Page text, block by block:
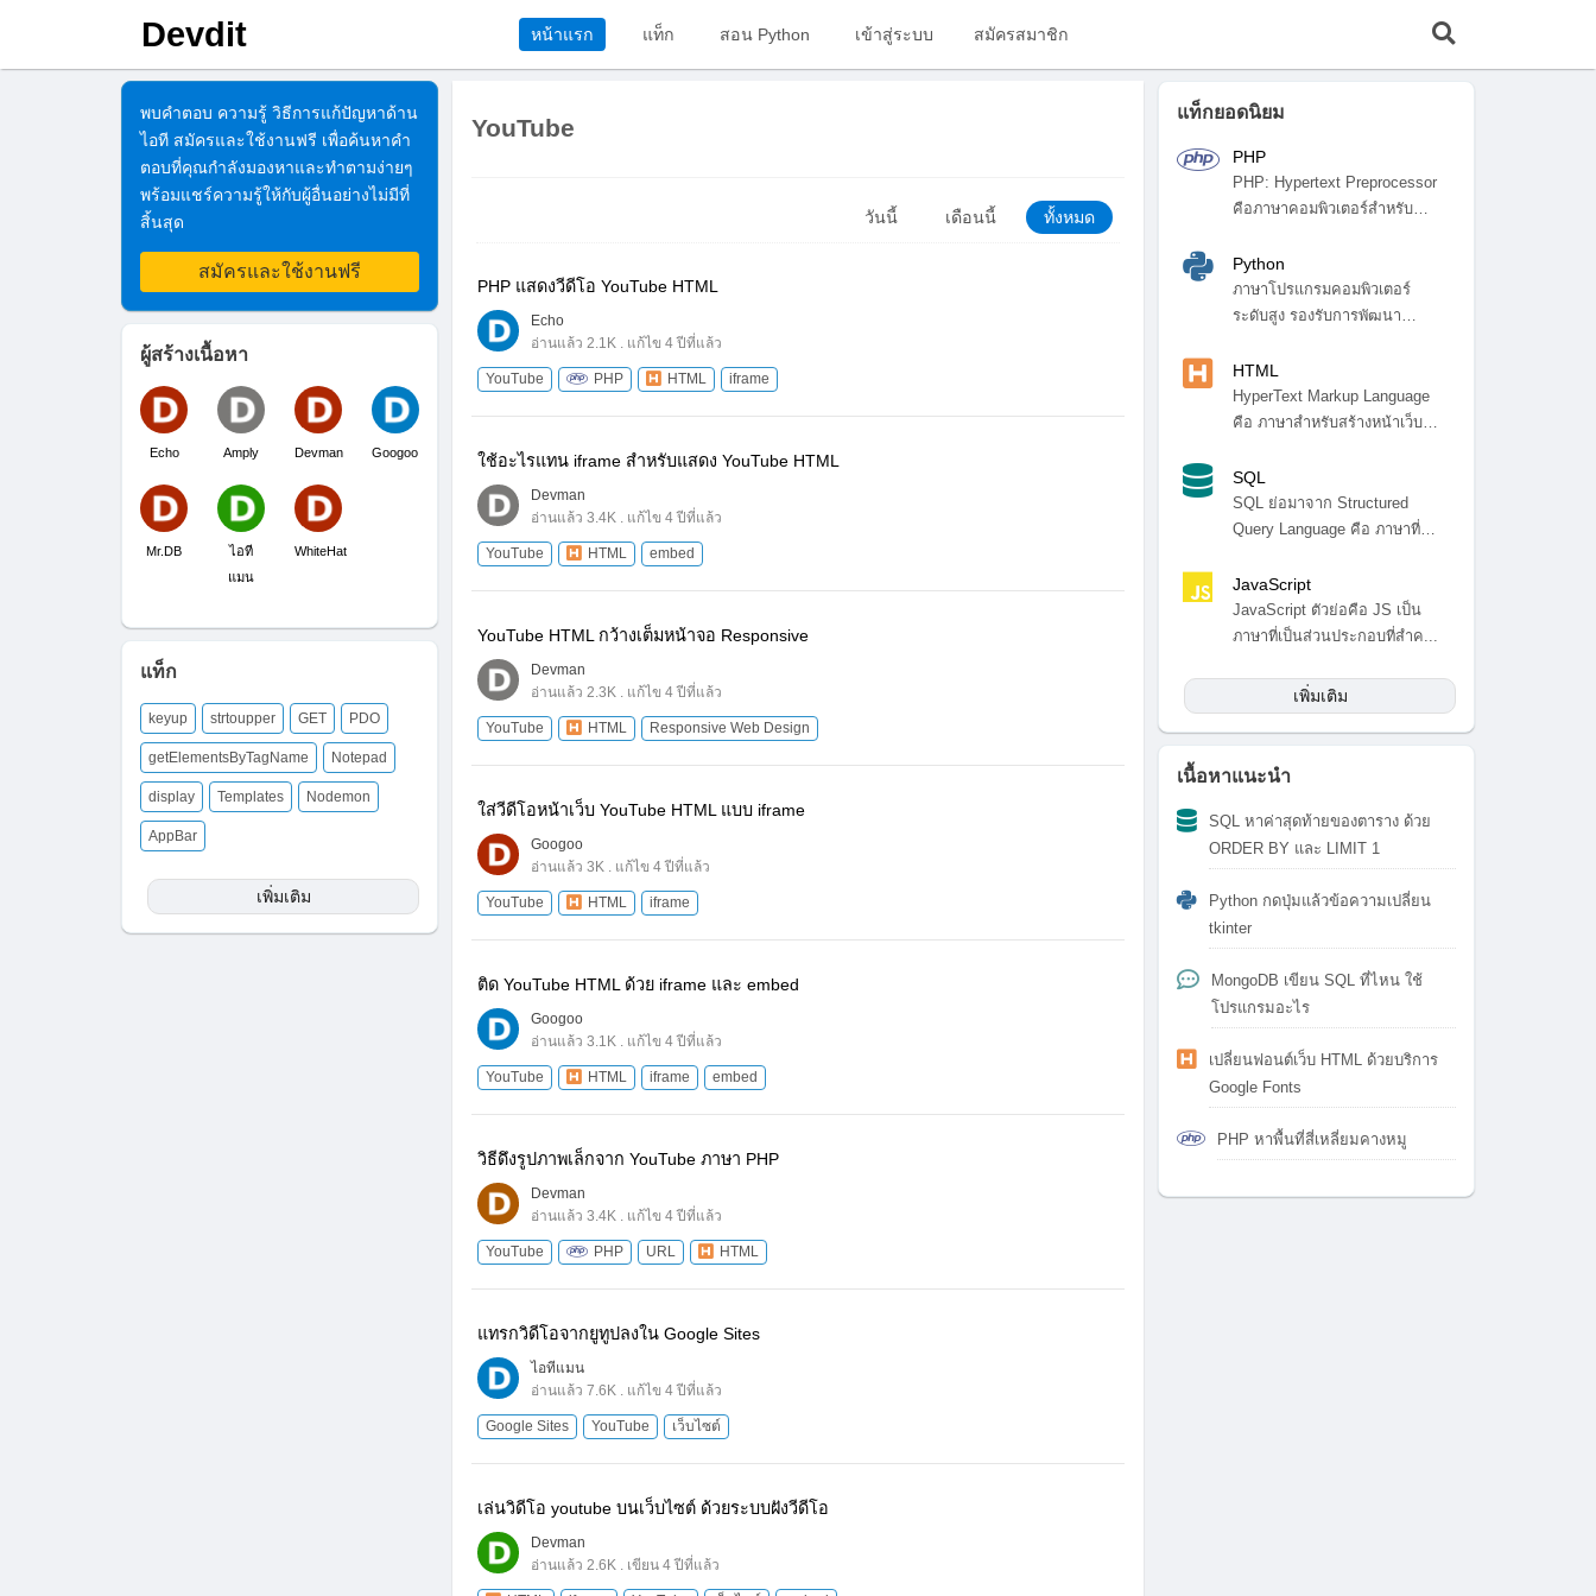
Devdit หน้าแรก แท็ก สอน Python เข้าสู่ระบบ สมัครสมาชิก
พบคำตอบ ความรู้ วิธีการแก้ปัญหาด้าน
ไอที สมัครและใช้งานฟรี เพื่อค้นหาคำ
ตอบที่คุณกำลังมองหาและทำตามง่ายๆ
พร้อมแชร์ความรู้ให้กับผู้อื่นอย่างไม่มีที่
สิ้นสุด
สมัครและใช้งานฟรี
ผู้สร้างเนื้อหา
Echo Amply Devman Googoo
Mr.DB
ไอที
แมน
WhiteHat
แท็ก
keyup strtoupper GET PDO
getElementsByTagName Notepad
display Templates Nodemon
AppBar
เพิ่มเติม
YouTube
ทั้งหมด
เดือนนี้
วันนี้
PHP แสดงวีดีโอ YouTube HTML
Echo
อ่านแล้ว 2.1K . แก้ไข 4 ปีที่แล้ว
YouTube PHP HTML iframe
ใช้อะไรแทน iframe สำหรับแสดง YouTube HTML
Devman
อ่านแล้ว 3.4K . แก้ไข 4 ปีที่แล้ว
YouTube HTML embed
YouTube HTML กว้างเต็มหน้าจอ Responsive
Devman
อ่านแล้ว 2.3K . แก้ไข 4 ปีที่แล้ว
YouTube HTML Responsive Web Design
ใส่วีดีโอหน้าเว็บ YouTube HTML แบบ iframe
Googoo
อ่านแล้ว 3K . แก้ไข 4 ปีที่แล้ว
YouTube HTML iframe
ติด YouTube HTML ด้วย iframe และ embed
Googoo
อ่านแล้ว 3.1K . แก้ไข 4 ปีที่แล้ว
YouTube HTML iframe embed
วิธีดึงรูปภาพเล็กจาก YouTube ภาษา PHP
Devman
อ่านแล้ว 3.4K . แก้ไข 4 ปีที่แล้ว
YouTube PHP URL HTML
แทรกวิดีโอจากยูทูปลงใน Google Sites
ไอทีแมน
อ่านแล้ว 7.6K . แก้ไข 4 ปีที่แล้ว
Google Sites YouTube เว็บไซต์
เล่นวิดีโอ youtube บนเว็บไซต์ ด้วยระบบฝังวีดีโอ
Devman
อ่านแล้ว 2.6K . เขียน 4 ปีที่แล้ว
แท็กยอดนิยม
PHP
PHP: Hypertext Preprocessor
คือภาษาคอมพิวเตอร์สำหรับ
Python
ภาษาโปรแกรมคอมพิวเตอร์
ระดับสูง รองรับการพัฒนา
HTML
HyperText Markup Language
คือ ภาษาสำหรับสร้างหน้าเว็บ
SQL
SQL ย่อมาจาก Structured
Query Language คือ ภาษาที่ใช้
JavaScript
JavaScript ตัวย่อคือ JS เป็น
ภาษาที่เป็นส่วนประกอบที่สำค...
เพิ่มเติม
เนื้อหาแนะนำ
SQL หาค่าสุดท้ายของตาราง ด้วย
ORDER BY และ LIMIT 1
Python กดปุ่มแล้วข้อความเปลี่ยน
tkinter
MongoDB เขียน SQL ที่ไหน ใช้
โปรแกรมอะไร
เปลี่ยนฟอนต์เว็บ HTML ด้วยบริการ
Google Fonts
PHP หาพื้นที่สี่เหลี่ยมคางหมู